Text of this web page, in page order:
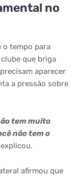
no
o tempo para
que briga
aparecer
a pressão sobre
tem muito
não tem o
explicou.
afirmou que